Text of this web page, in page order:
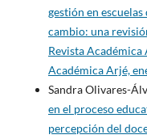
gestión en
cambio: una
Revista Académica
Académica Arjé,
Sandra Olivares-
en el proceso
percepción del